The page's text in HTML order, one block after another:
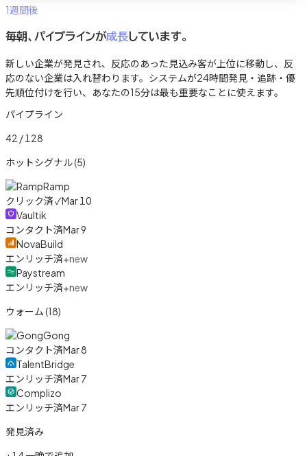
1週間後
毎朝、パイプラインが成長しています。
新しい企業が発見され、反応のあった見込み客が上位に移動し、反
応のない企業は入れ替わります。システムが24時間発見・追跡・優
先順位付けを行い、あなたの15分は最も重要なことに使えます。
パイプライン
42 / 128
ホットシグナル (5)
Ramp
クリック済 ✓Mar 10
Vaultik
コンタクト済Mar 9
NovaBuild
エンリッチ済+new
Paystream
エンリッチ済+new
ウォーム (18)
Gong
コンタクト済Mar 8
TalentBridge
エンリッチ済Mar 7
Complizo
エンリッチ済Mar 7
発見済み